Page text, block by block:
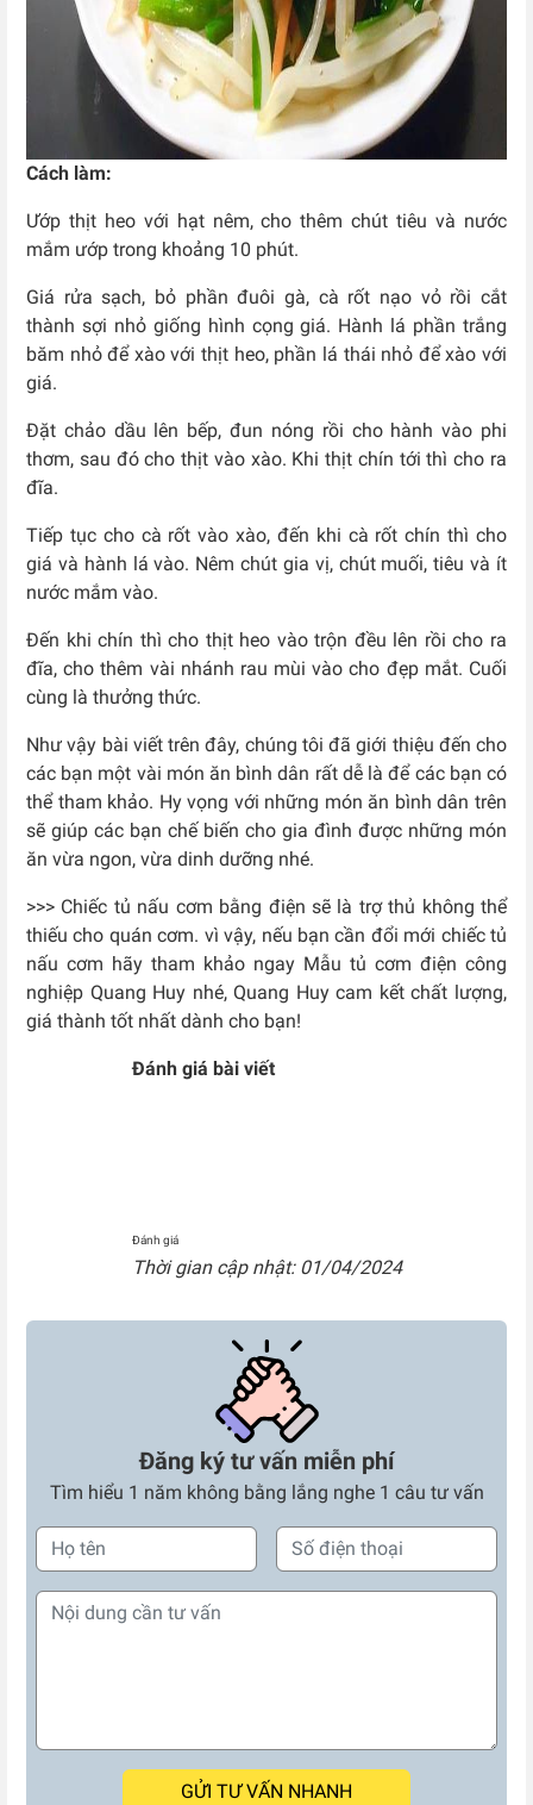
Cách làm:
Ướp thịt heo với hạt nêm, cho thêm chút tiêu và nước
mắm ướp trong khoảng 10 phút.
Giá rửa sạch, bỏ phần đuôi gà, cà rốt nạo vỏ rồi cắt
thành sợi nhỏ giống hình cọng giá. Hành lá phần trắng
băm nhỏ để xào với thịt heo, phần lá thái nhỏ để xào với
giá.
Đặt chảo dầu lên bếp, đun nóng rồi cho hành vào phi
thơm, sau đó cho thịt vào xào. Khi thịt chín tới thì cho ra
đĩa.
Tiếp tục cho cà rốt vào xào, đến khi cà rốt chín thì cho
giá và hành lá vào. Nêm chút gia vị, chút muối, tiêu và ít
nước mắm vào.
Đến khi chín thì cho thịt heo vào trộn đều lên rồi cho ra
đĩa, cho thêm vài nhánh rau mùi vào cho đẹp mắt. Cuối
cùng là thưởng thức.
Như vậy bài viết trên đây, chúng tôi đã giới thiệu đến cho
các bạn một vài món ăn bình dân rất dễ là để các bạn có
thể tham khảo. Hy vọng với những món ăn bình dân trên
sẽ giúp các bạn chế biến cho gia đình được những món
ăn vừa ngon, vừa dinh dưỡng nhé.
>>> Chiếc tủ nấu cơm bằng điện sẽ là trợ thủ không thể
thiếu cho quán cơm. vì vậy, nếu bạn cần đổi mới chiếc tủ
nấu cơm hãy tham khảo ngay Mẫu tủ cơm điện công
nghiệp Quang Huy nhé, Quang Huy cam kết chất lượng,
giá thành tốt nhất dành cho bạn!
Đánh giá bài viết
Đánh giá
Thời gian cập nhật: 01/04/2024
Đăng ký tư vấn miễn phí
Tìm hiểu 1 năm không bằng lắng nghe 1 câu tư vấn
GỬI TƯ VẤN NHANH